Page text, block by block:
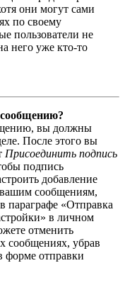
они могут сами
по своему
пользователи не
него уже кто-то
вы должны
После этого вы
Присоединить подпись
подпись
добавление
сообщениям,
параграфе «Отправка
в личном
отменить
сообщениях, убрав
форме отправки